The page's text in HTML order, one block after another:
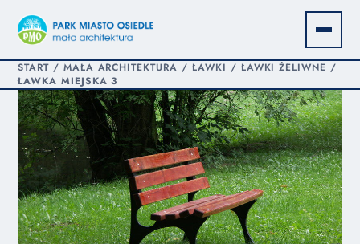
START/ MAŁA ARCHITEKTURA / ŁAWKI / ŁAWKI ŻELIWNE /
ŁAWKA MIEJSKA 3